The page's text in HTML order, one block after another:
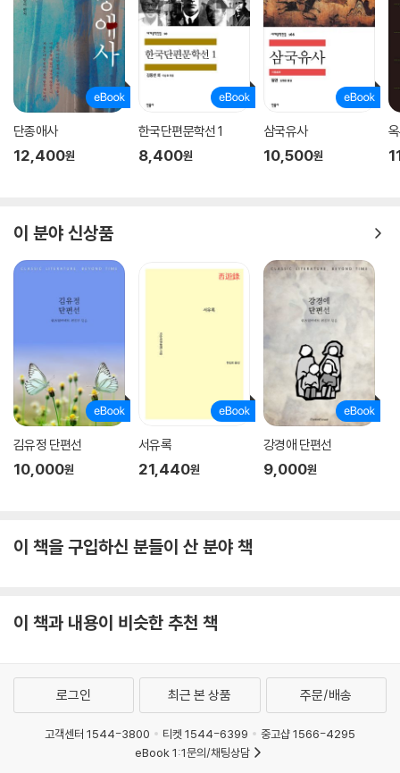
단종애사
12,400원
한국단편문학선 1
8,400원
삼국유사
10,500원
이 분야 신상품
김유정 단편선
10,000원
서유록
21,440원
강경애 단편선
9,000원
이 책을 구입하신 분들이 산 분야 책
이 책과 내용이 비슷한 추천 책
로그인 최근 본 상품 주문/배송
고객센터 1544-3800 티켓 1544-6399
중고샵 1566-4295
eBook 1:1문의/채팅상담